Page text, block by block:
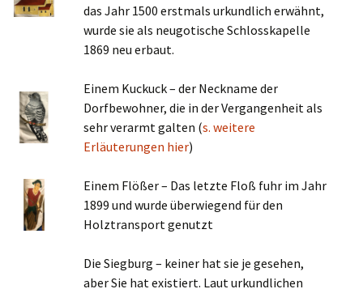
das Jahr 1500 erstmals urkundlich erwähnt,
wurde sie als neugotische Schlosskapelle
1869 neu erbaut.
Einem Kuckuck – der Neckname der
Dorfbewohner, die in der Vergangenheit als
sehr verarmt galten (s. weitere
Erläuterungen hier)
Einem Flößer – Das letzte Floß fuhr im Jahr
1899 und wurde überwiegend für den
Holztransport genutzt
Die Siegburg – keiner hat sie je gesehen,
aber Sie hat existiert. Laut urkundlichen